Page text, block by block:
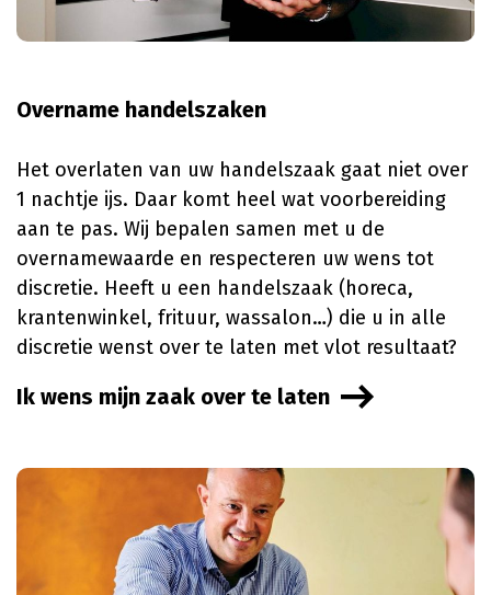
Overname handelszaken
Het overlaten van uw handelszaak gaat niet over
1 nachtje ijs. Daar komt heel wat voorbereiding
aan te pas. Wij bepalen samen met u de
overnamewaarde en respecteren uw wens tot
discretie. Heeft u een handelszaak (horeca,
krantenwinkel, frituur, wassalon…) die u in alle
discretie wenst over te laten met vlot resultaat?
Ik wens mijn zaak over te laten